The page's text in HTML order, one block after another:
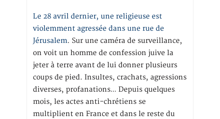
Le 28 avril dernier, une religieuse est
violemment agressée dans une rue de
Jérusalem. Sur une caméra de surveillance,
on voit un homme de confession juive la
jeter à terre avant de lui donner plusieurs
coups de pied. Insultes, crachats, agressions
diverses, profanations… Depuis quelques
mois, les actes anti-chrétiens se
multiplient en France et dans le reste du